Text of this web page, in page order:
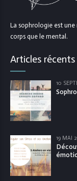
La sophrologie est
corps que le mental.
Articles récents
10
19 MAI